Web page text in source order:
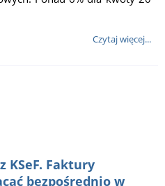
Czytaj więcej...
KSeF. Faktury
bezpośrednio w